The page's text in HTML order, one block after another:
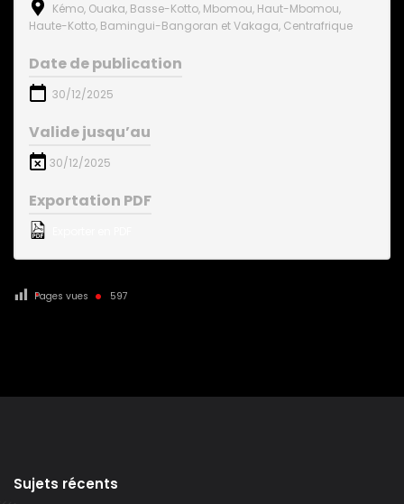
Kémo, Ouaka, Basse-Kotto, Mbomou, Haut-Mbomou,
Haute-Kotto, Bamingui-Bangoran et Vakaga, Centrafrique
Date de publication
30/12/2025
Valide jusqu’au
30/12/2025
Exportation PDF
Pages vues 597
Sujets récents